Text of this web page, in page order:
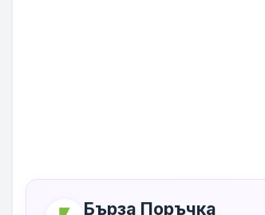
Бърза Поръчка